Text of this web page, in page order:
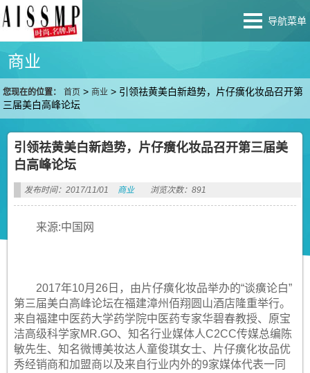
导航菜单
商业
您现在的位置： 首页 >商业 > 引领祛黄美白新趋势，片仔癀化妆品召开第
三届美白高峰论坛
引领祛黄美白新趋势，片仔癀化妆品召开第三届美
白高峰论坛
发布时间：2017/11/01 商业 浏览次数：891
来源:中国网
2017年10月26日，由片仔癀化妆品举办的“谈癀论白”
第三届美白高峰论坛在福建漳州佰翔圆山酒店隆重举行。
来自福建中医药大学药学院中医药专家华碧春教授、原宝
洁高级科学家MR.GO、知名行业媒体人C2CC传媒总编陈
敏先生、知名微博美妆达人童俊琪女士、片仔癀化妆品优
秀经销商和加盟商以及来自行业内外的9家媒体代表一同